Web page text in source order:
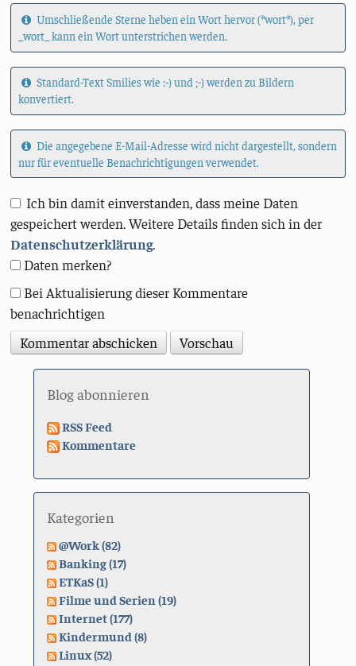
Umschließende Sterne heben ein Wort hervor (*wort*), per
_wort_ kann ein Wort unterstrichen werden.
Standard-Text Smilies wie :-) und ;-) werden zu Bildern
konvertiert.
Die angegebene E-Mail-Adresse wird nicht dargestellt, sondern
nur für eventuelle Benachrichtigungen verwendet.
Ich bin damit einverstanden, dass meine Daten
gespeichert werden. Weitere Details finden sich in der
Datenschutzerklärung.
Daten merken?
Bei Aktualisierung dieser Kommentare
benachrichtigen
Blog abonnieren
RSS Feed
Kommentare
Kategorien
@Work (82)
Banking (17)
ETKaS (1)
Filme und Serien (19)
Internet (177)
Kindermund (8)
Linux (52)